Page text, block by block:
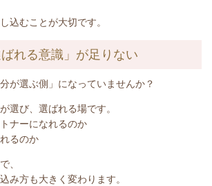
込むことが大切です。
ばれる意識」が足りない
が選ぶ側」になっていませんか？
選び、選ばれる場です。
ナーになれるのか
るのか
、
み方も大きく変わります。